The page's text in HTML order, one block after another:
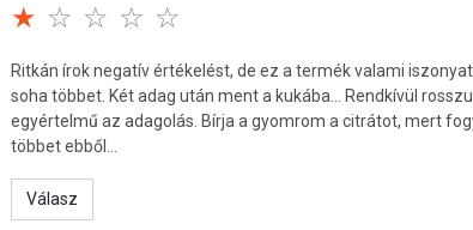
helyen. Gyermekek elő elzárva tartandó.
jellegűek, az adott témában közzétett
alkalmasak diagnózis felállítására, és nem
megváltozatná étrendjét vagy táplálkozási
Az étrend-kiegészítők nem helyettesítik a
és az egészséges életmódot. Terheseknek vagy
javasolt.
Ritkán írok negatív értékelést, de ez a termék valami
soha többet. Két adag után ment a kukába... Rendkívül
egyértelmű az adagolás. Bírja a gyomrom a citrátot, mert
többet ebből...
Válasz